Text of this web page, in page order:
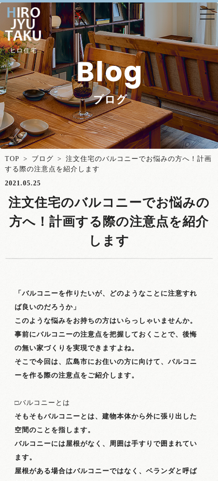
TOP > ブログ > 注文住宅のバルコニーでお悩みの方へ！計画
する際の注意点を紹介します
2021.05.25
注文住宅のバルコニーでお悩みの
方へ！計画する際の注意点を紹介
します
「バルコニーを作りたいが、どのようなことに注意すれ
ば良いのだろうか」
このような悩みをお持ちの方はいらっしゃいませんか。
事前にバルコニーの注意点を把握しておくことで、後悔
の無い家づくりを実現できますよね。
そこで今回は、広島市にお住いの方に向けて、バルコニ
ーを作る際の注意点をご紹介します。
□バルコニーとは
そもそもバルコニーとは、建物本体から外に張り出した
空間のことを指します。
バルコニーには屋根がなく、周囲は手すりで囲まれてい
ます。
屋根がある場合はバルコニーではなく、ベランダと呼ば